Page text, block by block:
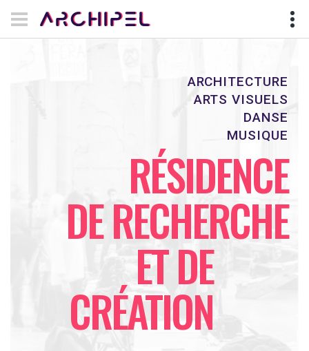
ARCHITECTURE
ARTS VISUELS
DANSE
MUSIQUE
RÉSIDENCE
DE RECHERCHE
ET DE
CRÉATION